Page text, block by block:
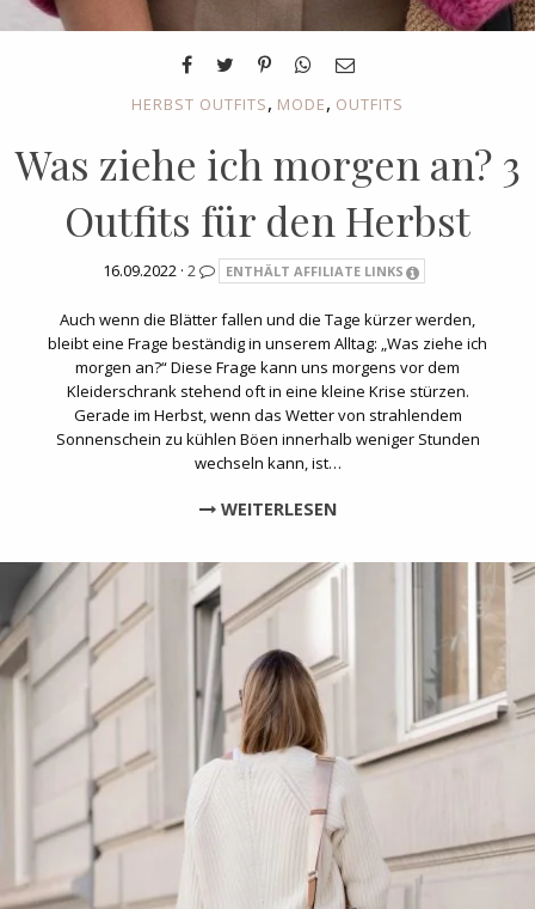
HERBST OUTFITS, MODE, OUTFITS
Was ziehe ich morgen an? 3
Outfits für den Herbst
16.09.2022 · 2 ENTHÄLT AFFILIATE LINKS
Auch wenn die Blätter fallen und die Tage kürzer werden,
bleibt eine Frage beständig in unserem Alltag: „Was ziehe ich
morgen an?“ Diese Frage kann uns morgens vor dem
Kleiderschrank stehend oft in eine kleine Krise stürzen.
Gerade im Herbst, wenn das Wetter von strahlendem
Sonnenschein zu kühlen Böen innerhalb weniger Stunden
wechseln kann, ist…
WEITERLESEN